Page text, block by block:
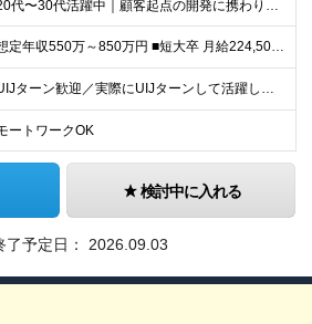
【20代〜30代活躍中｜顧客起点の開発に携わりたい方歓迎】 ┃必須条件 ■C言語による組み込み実装経験をお持ちの方 ■既存課題に対し、AIでの現実的な解決方法を要件設計した経験をお持ちの方 ■仕様や要
┃想定年収550万～850万円 ■短大卒 月給224,500円～ ■高専卒 月給262,000円～ ■大学卒 月給287,000円～ ■修士了 月給314,000円～ ■博士了 月給355,
┃UIJターン歓迎／実際にUIJターンして活躍している社員多数 ┃マイカー、バイク通勤可 ◇京都・大阪からのアクセスも良好 └京都駅から約20分 └大阪駅から約50分 【草津事業所】 滋賀県草津市
ートワークOK
検討中に入れる
了予定日： 2026.09.03